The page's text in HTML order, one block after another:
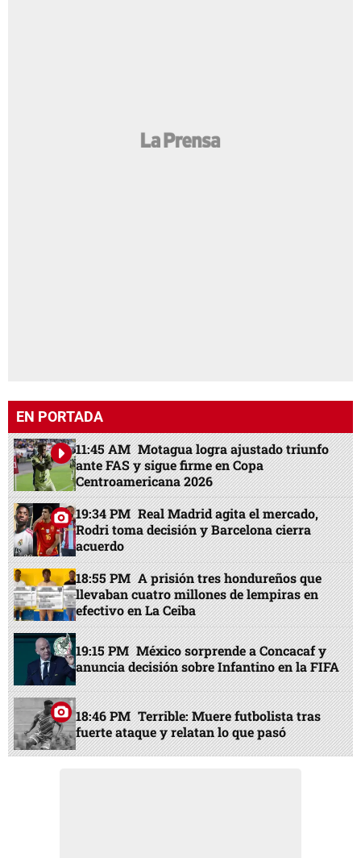
EN PORTADA
11:45 AM Motagua logra ajustado triunfo
ante FAS y sigue firme en Copa
Centroamericana 2026
19:34 PM Real Madrid agita el mercado,
Rodri toma decisión y Barcelona cierra
acuerdo
18:55 PM A prisión tres hondureños que
llevaban cuatro millones de lempiras en
efectivo en La Ceiba
19:15 PM México sorprende a Concacaf y
anuncia decisión sobre Infantino en la FIFA
18:46 PM Terrible: Muere futbolista tras
fuerte ataque y relatan lo que pasó